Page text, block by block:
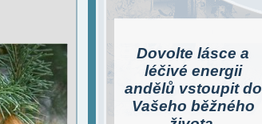
Dovolte lásce a
léčivé energii
andělů vstoupit do
Vašeho běžného